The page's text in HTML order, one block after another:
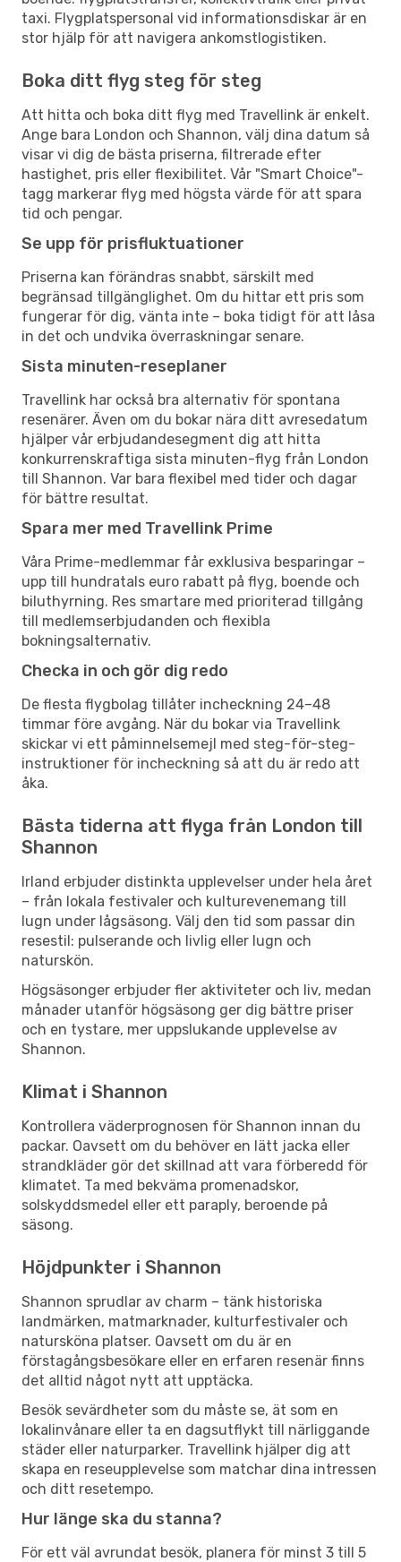
taxi. Flygplatspersonal vid informationsdiskar är en
stor hjälp för att navigera ankomstlogistiken.
Boka ditt flyg steg för steg
Att hitta och boka ditt flyg med Travellink är enkelt.
Ange bara London och Shannon, välj dina datum så
visar vi dig de bästa priserna, filtrerade efter
hastighet, pris eller flexibilitet. Vår "Smart Choice"-
tagg markerar flyg med högsta värde för att spara
tid och pengar.
Se upp för prisfluktuationer
Priserna kan förändras snabbt, särskilt med
begränsad tillgänglighet. Om du hittar ett pris som
fungerar för dig, vänta inte – boka tidigt för att låsa
in det och undvika överraskningar senare.
Sista minuten-reseplaner
Travellink har också bra alternativ för spontana
resenärer. Även om du bokar nära ditt avresedatum
hjälper vår erbjudandesegment dig att hitta
konkurrenskraftiga sista minuten-flyg från London
till Shannon. Var bara flexibel med tider och dagar
för bättre resultat.
Spara mer med Travellink Prime
Våra Prime-medlemmar får exklusiva besparingar –
upp till hundratals euro rabatt på flyg, boende och
biluthyrning. Res smartare med prioriterad tillgång
till medlemserbjudanden och flexibla
bokningsalternativ.
Checka in och gör dig redo
De flesta flygbolag tillåter incheckning 24–48
timmar före avgång. När du bokar via Travellink
skickar vi ett påminnelsemejl med steg-för-steg-
instruktioner för incheckning så att du är redo att
åka.
Bästa tiderna att flyga från London till
Shannon
Irland erbjuder distinkta upplevelser under hela året
– från lokala festivaler och kulturevenemang till
lugn under lågsäsong. Välj den tid som passar din
resestil: pulserande och livlig eller lugn och
naturskön.
Högsäsonger erbjuder fler aktiviteter och liv, medan
månader utanför högsäsong ger dig bättre priser
och en tystare, mer uppslukande upplevelse av
Shannon.
Klimat i Shannon
Kontrollera väderprognosen för Shannon innan du
packar. Oavsett om du behöver en lätt jacka eller
strandkläder gör det skillnad att vara förberedd för
klimatet. Ta med bekväma promenadskor,
solskyddsmedel eller ett paraply, beroende på
säsong.
Höjdpunkter i Shannon
Shannon sprudlar av charm – tänk historiska
landmärken, matmarknader, kulturfestivaler och
natursköna platser. Oavsett om du är en
förstagångsbesökare eller en erfaren resenär finns
det alltid något nytt att upptäcka.
Besök sevärdheter som du måste se, ät som en
lokalinvånare eller ta en dagsutflykt till närliggande
städer eller naturparker. Travellink hjälper dig att
skapa en reseupplevelse som matchar dina intressen
och ditt resetempo.
Hur länge ska du stanna?
För ett väl avrundat besök, planera för minst 3 till 5